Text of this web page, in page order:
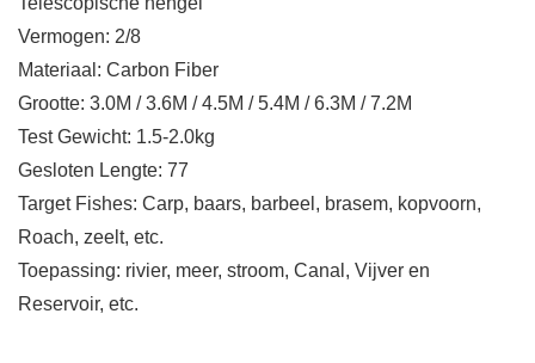
Vermogen: 2/8
Materiaal: Carbon Fiber
Grootte: 3.0M / 3.6M / 4.5M / 5.4M / 6.3M / 7.2M
Test Gewicht: 1.5-2.0kg
Gesloten Lengte: 77
Target Fishes: Carp, baars, barbeel, brasem, kopvoorn,
Roach, zeelt, etc.
Toepassing: rivier, meer, stroom, Canal, Vijver en
Reservoir, etc.